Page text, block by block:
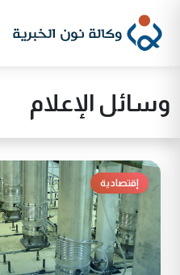
وسائل الإعلام
إقتصادية